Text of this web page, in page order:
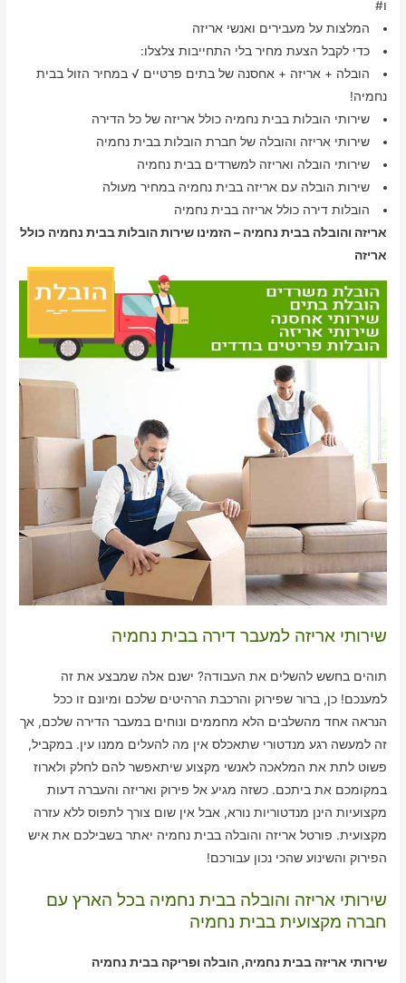
ו#
המלצות על מעבירים ואנשי אריזה
כדי לקבל הצעת מחיר בלי התחייבות צלצלו:
הובלה + אריזה + אחסנה של בתים פרטיים √ במחיר הזול בבית
נחמיה!
שירותי הובלות בבית נחמיה כולל אריזה של כל הדירה
שירותי אריזה והובלה של חברת הובלות בבית נחמיה
שירותי הובלה ואריזה למשרדים בבית נחמיה
שירות הובלה עם אריזה בבית נחמיה במחיר מעולה
הובלות דירה כולל אריזה בבית נחמיה
אריזה והובלה בבית נחמיה – הזמינו שירות הובלות בבית נחמיה כולל
אריזה
שירותי אריזה למעבר דירה בבית נחמיה
תוהים בחשש להשלים את העבודה? ישנם אלה שמבצע את זה
למענכם! כן, ברור שפירוק והרכבת הרהיטים שלכם ומיונם זו ככל
הנראה אחד מהשלבים הלא מחממים ונוחים במעבר הדירה שלכם, אך
זה למעשה רגע מנדטורי שתאכלס אין מה להעלים ממנו עין. במקביל,
פשוט לתת את המלאכה לאנשי מקצוע שיתאפשר להם לחלק ולארוז
במקומכם את ביתכם. כשזה מגיע אל פירוק ואריזה והעברה דעות
מקצועיות הינן מנדטוריות נורא, אבל אין שום צורך לתפוס ללא עזרה
מקצועית. פורטל אריזה והובלה בבית נחמיה יאתר בשבילכם את איש
הפירוק והשינוע שהכי נכון עבורכם!
שירותי אריזה והובלה בבית נחמיה בכל הארץ עם
חברה מקצועית בבית נחמיה
שירותי אריזה בבית נחמיה, הובלה ופריקה בבית נחמיה